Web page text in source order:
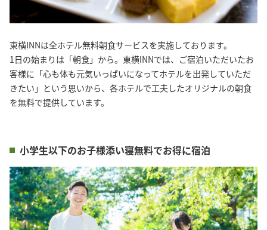
東横INNは全ホテル無料朝食サービスを実施しております。
1日の始まりは「朝食」から。東横INNでは、ご宿泊いただいたお
客様に「心も体も元気いっぱいになってホテルを出発していただ
きたい」という思いから、各ホテルで工夫したオリジナルの朝食
を無料で提供しています。
小学生以下のお子様添い寝無料でお得に宿泊